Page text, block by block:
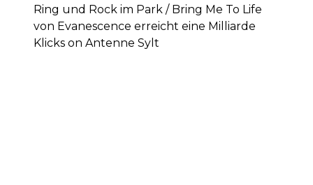
Ring und Rock im Park / Bring Me To Life
von Evanescence erreicht eine Milliarde
Klicks on Antenne Sylt